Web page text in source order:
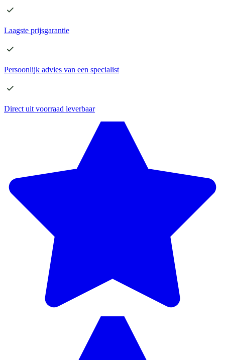
Laagste prijsgarantie
Persoonlijk advies van een specialist
Direct uit voorraad leverbaar